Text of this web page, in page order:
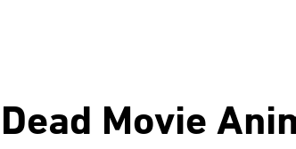
Dead Movie